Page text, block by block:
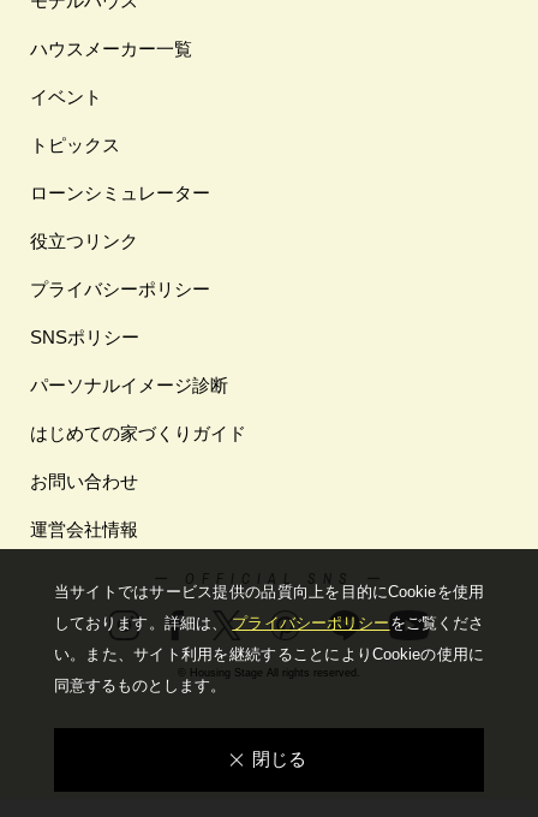
ハウスメーカー一覧
イベント
トピックス
ローンシミュレーター
役立つリンク
プライバシーポリシー
SNSポリシー
パーソナルイメージ診断
はじめての家づくりガイド
お問い合わせ
運営会社情報
ー OFFICIAL SNS ー
© Housing Stage All rights reserved.
当サイトではサービス提供の品質向上を⽬的にCookieを使⽤
しております。詳細は、プライバシーポリシー をご覧くださ
い。
また、サイト利⽤を継続することによりCookieの使⽤に
同意するものとします。
閉じる